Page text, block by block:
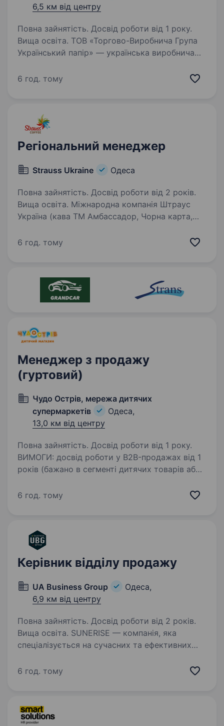
6,5 км від центру
Повна зайнятість. Досвід роботи від 1 року.
Вища освіта. ТОВ «Торгово-Виробнича Група
Український папір» — українська виробнича
один із найбільших виробників продукції
6 год. тому
Регіональний менеджер
Strauss Ukraine Одеса
Повна зайнятість. Досвід роботи від 2 років.
Вища освіта. Міжнародна компанія Штраус
Україна (кава ТМ Амбассадор, Чорна карта,
команду Регіонального менеджера. Зона
6 год. тому
Менеджер з продажу
(гуртовий)
Чудо Острiв, мережа дитячих
супермаркетiв
Одеса,
13,0 км від центру
Повна зайнятість. Досвід роботи від 1 року.
ВИМОГИ: досвід роботи у B2B-продажах від 1
років (бажано в сегменті дитячих товарів або
та будувати довгострокові відносини
6 год. тому
Керівник відділу продажу
UA Business Group
Одеса,
6,9 км від центру
Повна зайнятість. Досвід роботи від 2 років.
Вища освіта. SUNERISE — компанія, яка
спеціалізується на сучасних та ефективних
сонячних електростанцій. Запрошуємо
6 год. тому